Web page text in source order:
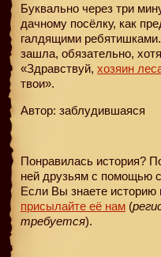
Буквально через три
дачному посёлку, как
галдящими
зашла, обязательно,
«Здравствуй, хозяин
твои».
Автор: заблудившаяся
Понравилась история?
ней друзьям с помощью
Если Вы знаете историю
присылайте её нам (
требуется).